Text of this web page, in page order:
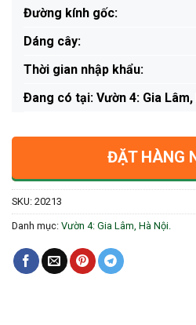
Đường kính gốc:
Dáng cây:
Thời gian nhập khẩu:
Ðang có tại: Vườn 4: Gia Lâm,
ĐẶT HÀNG
SKU: 20213
Danh mục: Vườn 4: Gia Lâm, Hà Nội.